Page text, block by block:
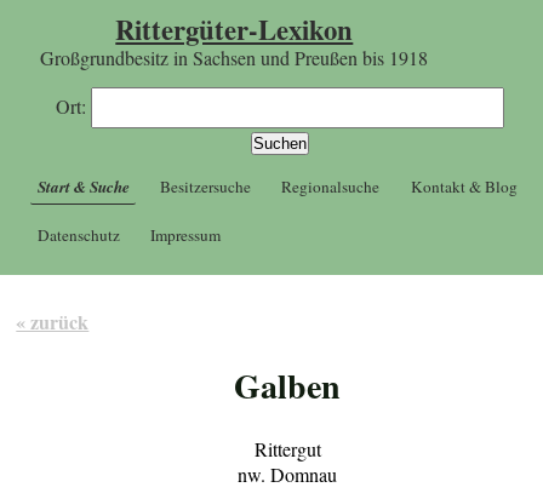
Rittergüter-Lexikon
Großgrundbesitz in Sachsen und Preußen bis 1918
Ort:
Start & Suche Besitzersuche Regionalsuche Kontakt & Blog
Datenschutz Impressum
« zurück
Galben
Rittergut
nw. Domnau